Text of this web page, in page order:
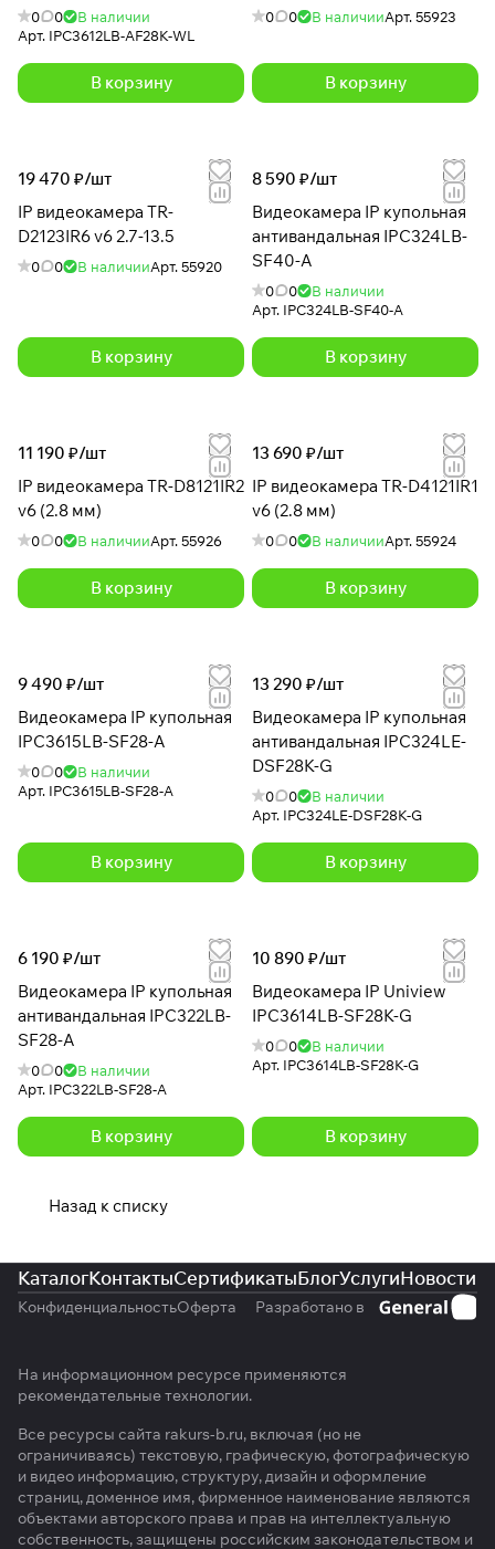
0 0
В наличии
Арт. IPC3612LB-AF28K-WL
В корзину
0 0 В наличииАрт.55923
В корзину
19 470 ₽/шт
IP видеокамера TR-
D2123IR6 v6 2.7-13.5
0 0 В наличииАрт.55920
В корзину
8 590 ₽/шт
Видеокамера IP купольная
антивандальная IPC324LB-
SF40-A
0 0
В наличии
Арт. IPC324LB-SF40-A
В корзину
11 190 ₽/шт
IP видеокамера TR-D8121IR2
v6 (2.8 мм)
0 0 В наличииАрт.55926
В корзину
13 690 ₽/шт
IP видеокамера TR-D4121IR1
v6 (2.8 мм)
0 0 В наличииАрт.55924
В корзину
9 490 ₽/шт
Видеокамера IP купольная
IPC3615LB-SF28-A
0 0
В наличии
Арт. IPC3615LB-SF28-A
В корзину
13 290 ₽/шт
Видеокамера IP купольная
антивандальная IPC324LE-
DSF28K-G
0 0
В наличии
Арт. IPC324LE-DSF28K-G
В корзину
6 190 ₽/шт
Видеокамера IP купольная
антивандальная IPC322LB-
SF28-A
0 0
В наличии
Арт. IPC322LB-SF28-A
В корзину
10 890 ₽/шт
Видеокамера IP Uniview
IPC3614LB-SF28K-G
0 0
В наличии
Арт. IPC3614LB-SF28K-G
В корзину
Назад к списку
КаталогКонтактыСертификатыБлогУслугиНовости
КонфиденциальностьОферта Разработано в
На информационном ресурсе применяются
рекомендательные технологии.
Все ресурсы сайта rakurs-b.ru, включая (но не
ограничиваясь) текстовую, графическую, фотографическую
и видео информацию, структуру, дизайн и оформление
страниц, доменное имя, фирменное наименование являются
объектами авторского права и прав на интеллектуальную
собственность, защищены российским законодательством и